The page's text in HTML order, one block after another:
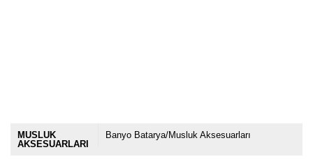
MUSLUK
AKSESUARLARI
Banyo Batarya/Musluk Aksesuarları